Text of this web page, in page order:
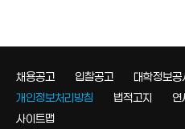
채용공고 입찰공고 대학정보공
개인정보처리방침
법적고지 연
사이트맵